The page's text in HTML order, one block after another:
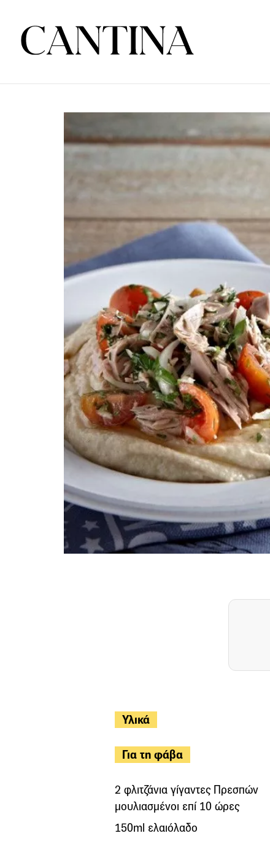
Υλικά
Για τη φάβα
2 φλιτζάνια γίγαντες Πρεσπών
μουλιασμένοι επί 10 ώρες
150ml ελαιόλαδο